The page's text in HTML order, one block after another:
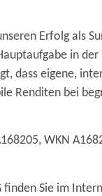
Erfolg als
in
dass eigene,
Renditen bei
WKN
finden Sie im